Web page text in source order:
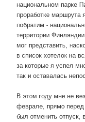
национальном парке
проработке маршрута
побратим -
территории
мог представить,
в список хотелок на
за которые я успел
так и оставалась
В этом году мне не
феврале, прямо
был отменить отпуск,